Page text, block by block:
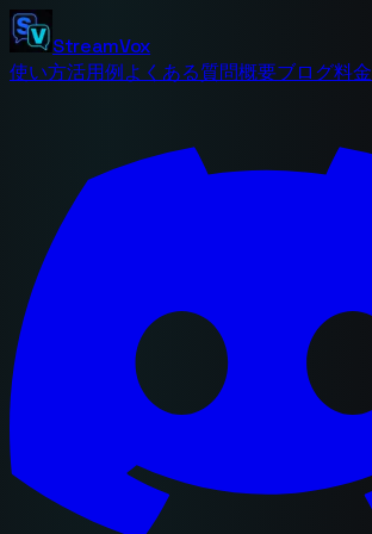
StreamVox
使い方活用例よくある質問概要ブログ料金